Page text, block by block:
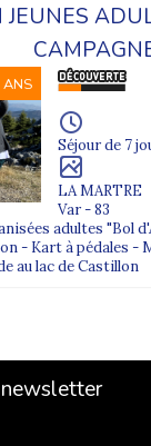
JEUNES
Séjour de 7
LA MARTRE
Var - 83
adultes "Bol
- Kart à pédales -
au lac de Castillon